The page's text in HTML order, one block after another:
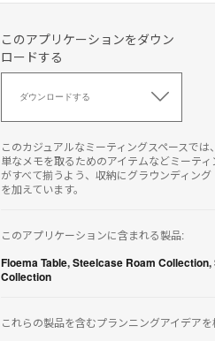
このアプリケーションをダウン
ロードする
ダウンロードする
リ
ケ
ー
シ
を
ウ
ー
このカジュアルなミーティングスペースで
単なメモを取るためのアイテムなどミーテ
がすべて揃うよう、収納にグラウンディン
を加えています。
このアプリケーションに含まれる製品:
Floema Table,Steelcase Roam Collection,
Collection
これらの製品を含むプランニングアイデア